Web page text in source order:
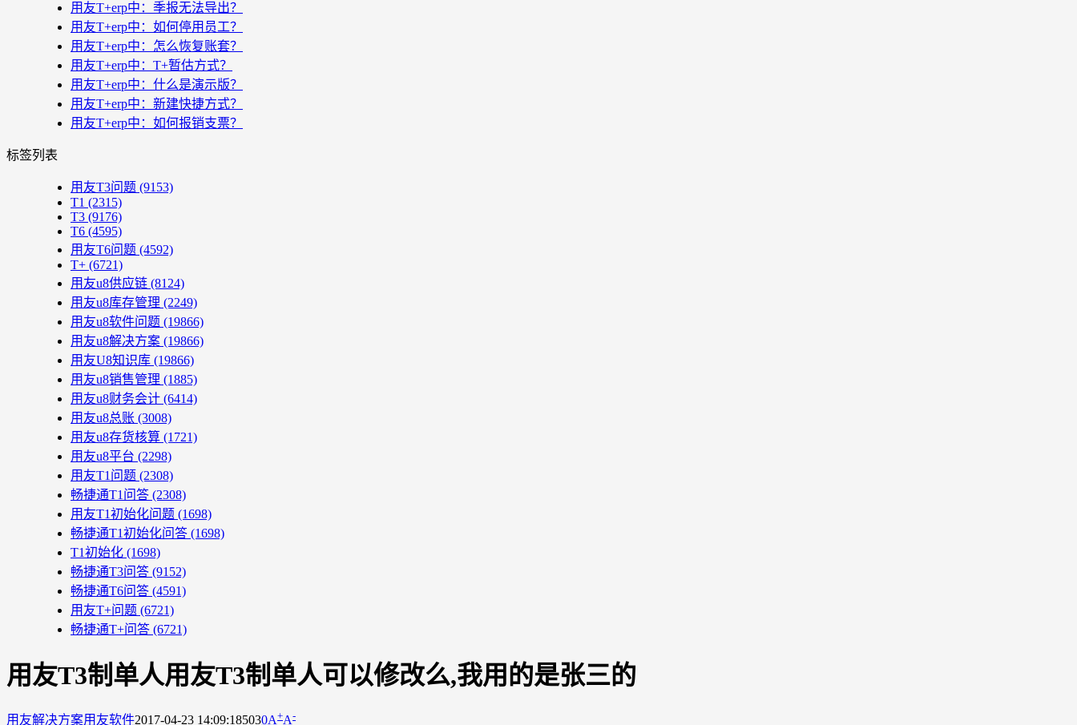
用友T+erp中：季报无法导出？
用友T+erp中：如何停用员工？
用友T+erp中：怎么恢复账套？
用友T+erp中：T+暂估方式？
用友T+erp中：什么是演示版？
用友T+erp中：新建快捷方式？
用友T+erp中：如何报销支票？
标签列表
用友T3问题 (9153)
T1 (2315)
T3 (9176)
T6 (4595)
用友T6问题 (4592)
T+ (6721)
用友u8供应链 (8124)
用友u8库存管理 (2249)
用友u8软件问题 (19866)
用友u8解决方案 (19866)
用友U8知识库 (19866)
用友u8销售管理 (1885)
用友u8财务会计 (6414)
用友u8总账 (3008)
用友u8存货核算 (1721)
用友u8平台 (2298)
用友T1问题 (2308)
畅捷通T1问答 (2308)
用友T1初始化问题 (1698)
畅捷通T1初始化问答 (1698)
T1初始化 (1698)
畅捷通T3问答 (9152)
畅捷通T6问答 (4591)
用友T+问题 (6721)
畅捷通T+问答 (6721)
用友T3制单人用友T3制单人可以修改么,我用的是张三的
用友解决方案用友软件2017-04-23 14:09:185030A+A-